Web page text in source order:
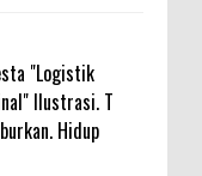
"Logistik
Ilustrasi. T
Hidup